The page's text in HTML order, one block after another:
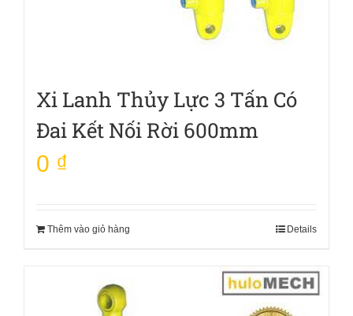
Xi Lanh Thủy Lực 3 Tấn Có
Đai Kết Nối Rời 600mm
0 ₫
Thêm vào giỏ hàng Details